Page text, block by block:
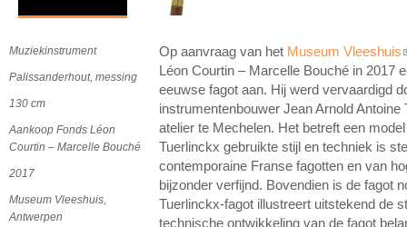
Op aanvraag van het Museum Vleeshuis
Léon Courtin – Marcelle Bouché in 2017
eeuwse fagot aan. Hij werd vervaardigd
instrumentenbouwer Jean Arnold
atelier te Mechelen. Het betreft een
Tuerlinckx gebruikte stijl en techniek is
contemporaine Franse fagotten en van
bijzonder verfijnd. Bovendien is de fagot
Tuerlinckx-fagot illustreert uitstekend de
technische ontwikkeling van de fagot
Muziekinstrument
Palissanderhout, messing
130 cm
Aankoop Fonds Léon
Courtin – Marcelle Bouché
2017
Museum Vleeshuis,
Antwerpen